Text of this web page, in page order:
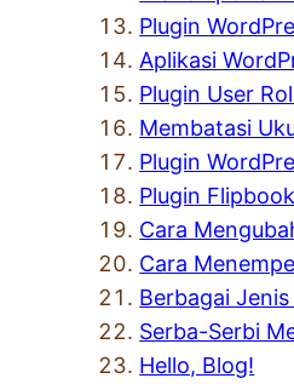
Plugin
Aplikasi
Plugin User
Membatasi
Plugin
Plugin
Cara
Cara
Berbagai
Serba-Serbi
Hello, Blog!